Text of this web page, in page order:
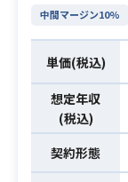
中間マージン10%
単価(税込)
想定年収
(税込)
契約形態